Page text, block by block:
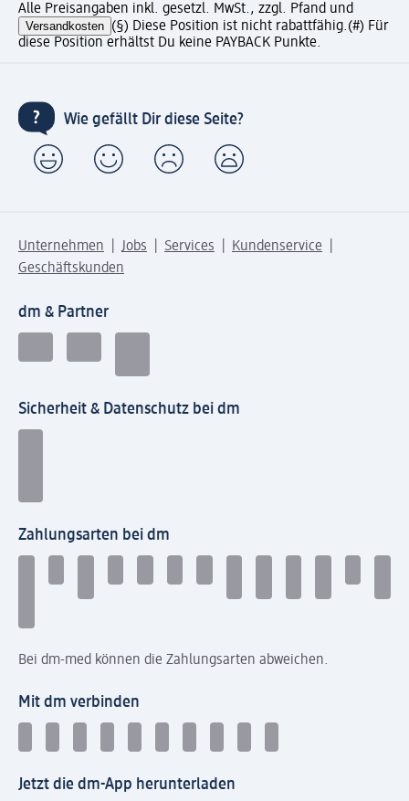
Alle Preisangaben inkl. gesetzl. MwSt., zzgl. Pfand und
Versandkosten (§) Diese Position ist nicht rabattfähig.(#) Für
diese Position erhältst Du keine PAYBACK Punkte.
Wie gefällt Dir diese Seite?
Unternehmen Jobs Services
Kundenservice
Geschäftskunden
dm & Partner
Sicherheit & Datenschutz bei dm
Zahlungsarten bei dm
Bei dm-med können die Zahlungsarten abweichen.
Mit dm verbinden
Jetzt die dm-App herunterladen